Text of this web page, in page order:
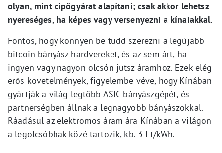
olyan, mint cipőgyárat alapítani; csak akkor lehetsz
nyereséges, ha képes vagy versenyezni a kínaiakkal.
Fontos, hogy könnyen be tudd szerezni a legújabb
bitcoin bányász hardvereket, és az sem árt, ha
ingyen vagy nagyon olcsón jutsz áramhoz. Ezek elég
erős követelmények, figyelembe véve, hogy Kínában
gyártják a világ legtöbb ASIC bányászgépét, és
partnerségben állnak a legnagyobb bányászokkal.
Ráadásul az elektromos áram ára Kínában a világon
a legolcsóbbak közé tartozik, kb. 3 Ft/kWh.